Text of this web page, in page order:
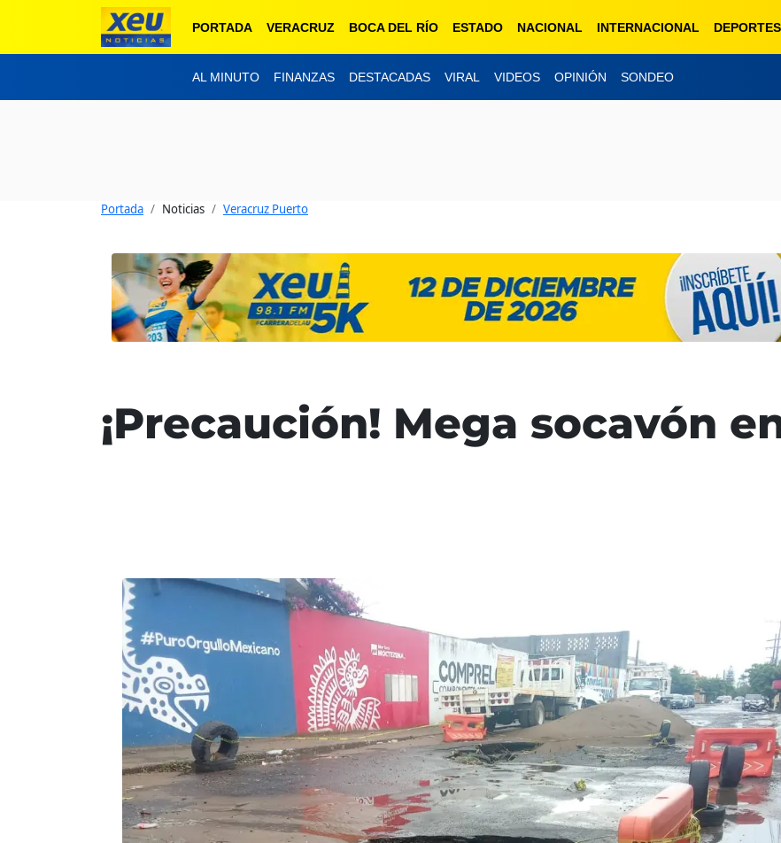
PORTADA VERACRUZ BOCA DEL RÍO ESTADO NACIONAL INTERNACIONAL DEPORTES
AL MINUTO FINANZAS DESTACADAS VIRAL VIDEOS OPINIÓN SONDEO
Portada Noticias Veracruz Puerto
¡Precaución! Mega socavón